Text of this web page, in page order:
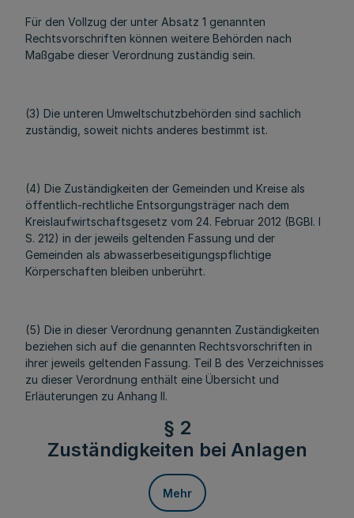
Für den Vollzug der unter Absatz 1 genannten
Rechtsvorschriften können weitere Behörden nach
Maßgabe dieser Verordnung zuständig sein.
(3) Die unteren Umweltschutzbehörden sind sachlich
zuständig, soweit nichts anderes bestimmt ist.
(4) Die Zuständigkeiten der Gemeinden und Kreise als
öffentlich-rechtliche Entsorgungsträger nach dem
Kreislaufwirtschaftsgesetz vom 24. Februar 2012 (BGBl. I
S. 212) in der jeweils geltenden Fassung und der
Gemeinden als abwasserbeseitigungspflichtige
Körperschaften bleiben unberührt.
(5) Die in dieser Verordnung genannten Zuständigkeiten
beziehen sich auf die genannten Rechtsvorschriften in
ihrer jeweils geltenden Fassung. Teil B des Verzeichnisses
zu dieser Verordnung enthält eine Übersicht und
Erläuterungen zu Anhang II.
§ 2
Zuständigkeiten bei Anlagen
Mehr